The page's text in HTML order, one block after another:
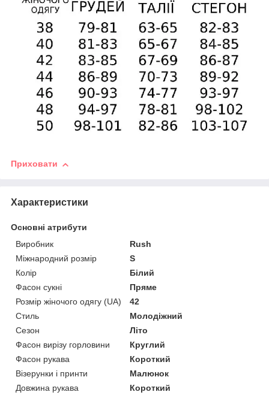
Приховати
Характеристики
Основні атрибути
Виробник
Rush
Міжнародний розмір
S
Колір
Білий
Фасон сукні
Пряме
Розмір жіночого одягу (UA)
42
Стиль
Молодіжний
Сезон
Літо
Фасон вирізу горловини
Круглий
Фасон рукава
Короткий
Візерунки і принти
Малюнок
Довжина рукава
Короткий